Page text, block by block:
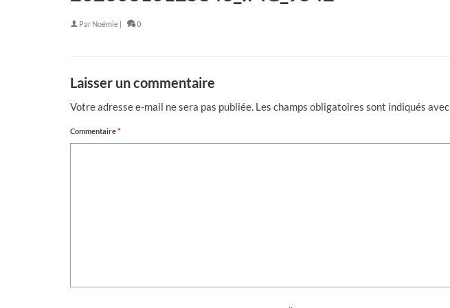
Par Noémie | 0
Laisser un commentaire
Votre adresse e-mail ne sera pas publiée. Les champs obligatoires sont indiqués avec
Commentaire*